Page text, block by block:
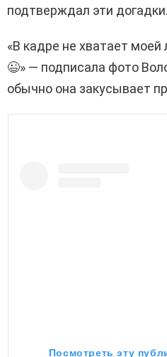
подтверждал эти догадки.
«В кадре не хватает
😉» — подписала фото
обычно она закусывает
Посмотреть эту